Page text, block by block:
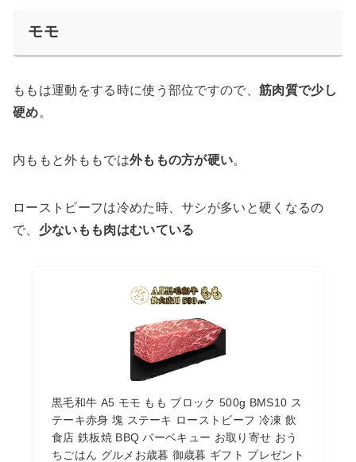
モモ
ももは運動をする時に使う部位ですので、筋肉質で少し
硬め。
内ももと外ももでは外ももの方が硬い。
ローストビーフは冷めた時、サシが多いと硬くなるの
で、 少ないもも肉はむいている
黒毛和牛 A5 モモ もも ブロック 500g BMS10 ス
テーキ赤身 塊 ステーキ ローストビーフ 冷凍 飲
食店 鉄板焼 BBQ バーベキュー お取り寄せ おう
ちごはん グルメお歳暮 御歳暮 ギフト プレゼント